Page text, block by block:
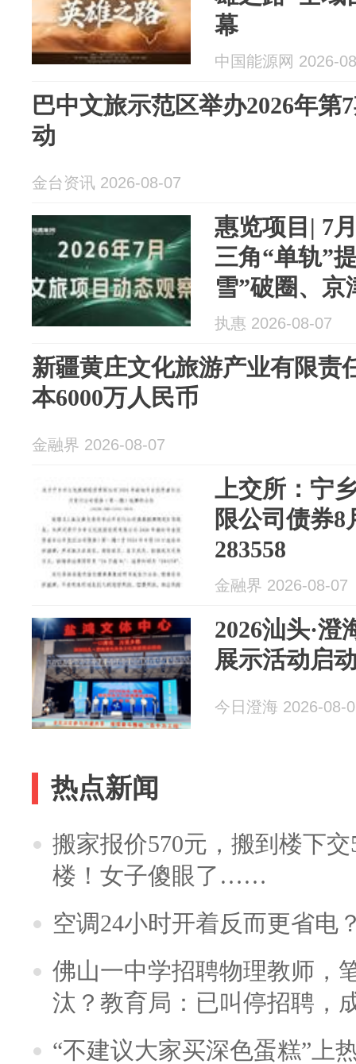
幕
中国能源网 2026-
巴中文旅示范区举办2026年第
动
金台资讯 2026-08-07
惠览项目| 7
三角“单轨”
雪”破圈、京
执惠 2026-08-07
新疆黄庄文化旅游产业有限责
本6000万人民币
金融界 2026-08-07
上交所：宁
限公司债券8
283558
金融界 2026-08-07
2026汕头·
展示活动启
今日澄海 2026-08-
热点新闻
搬家报价570元，搬到楼下
楼！女子傻眼了……
空调24小时开着反而更省电
佛山一中学招聘物理教师，
汰？教育局：已叫停招聘，
“不建议大家买深色蛋糕”上